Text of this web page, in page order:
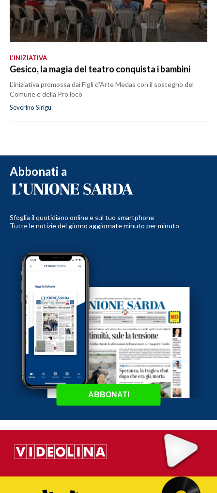
L’INIZIATIVA
Gesico, la magia del teatro conquista i bambini
L'iniziativa promossa dai Figli d'Arte Medas con il sostegno del
Comune e della Pro loco
Severino Sirigu
Abbonati a
Sfoglia il quotidiano online e sul tuo smartphone
Tutte le notizie del giorno aggiornate minuto per minuto
ABBONATI